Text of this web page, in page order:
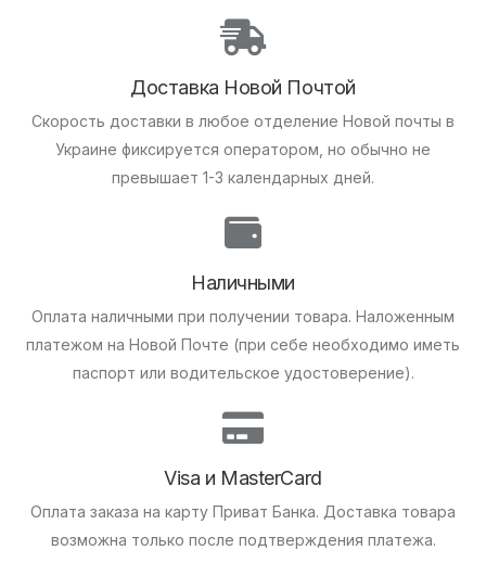
Доставка Новой Почтой
Скорость доставки в любое отделение Новой почты в
Украине фиксируется оператором, но обычно не
превышает 1-3 календарных дней.
Наличными
Оплата наличными при получении товара. Наложенным
платежом на Новой Почте (при себе необходимо иметь
паспорт или водительское удостоверение).
Visa и MasterCard
Оплата заказа на карту Приват Банка. Доставка товара
возможна только после подтверждения платежа.